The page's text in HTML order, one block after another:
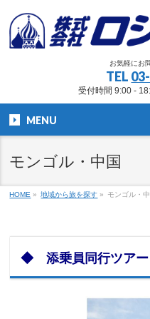
お気軽にお
TEL
受付時間 9:00 -
MENU
モンゴル・中国
HOME » 地域から旅を探す » モンゴル・中
◆ 添乗員同行ツアー